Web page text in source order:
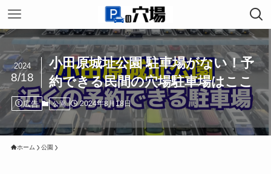
小田原城址公園 駐車場がない！予
約できる民間の穴場駐車場はここ
2024
8/18
広告 公園 2024年8月18日
ホーム 公園